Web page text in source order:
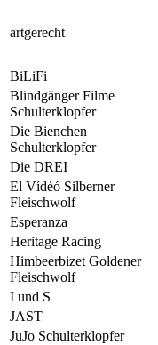
artgerecht
BiLiFi
Blindgänger Filme
Schulterklopfer
Die Bienchen
Schulterklopfer
Die DREI
El Vídéó Silberner
Fleischwolf
Esperanza
Heritage Racing
Himbeerbizet Goldener
Fleischwolf
I und S
JAST
JuJo Schulterklopfer